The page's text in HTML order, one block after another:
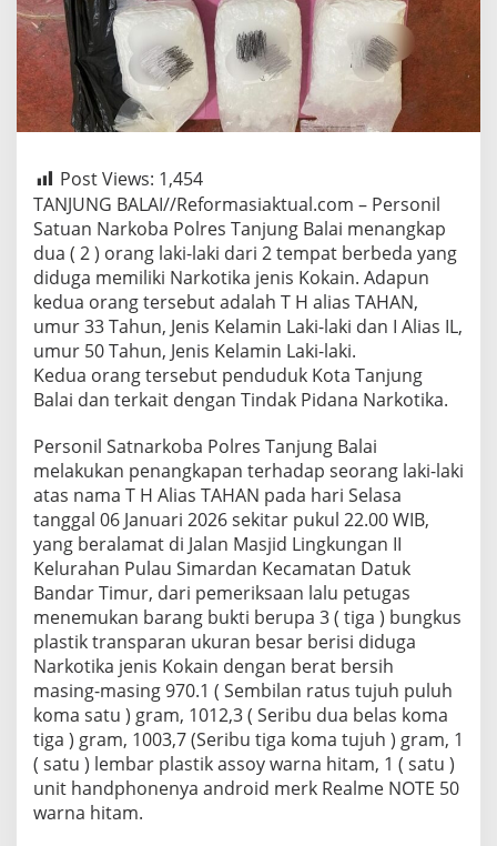
Post Views: 1,454
TANJUNG BALAI//Reformasiaktual.com – Personil
Satuan Narkoba Polres Tanjung Balai menangkap
dua ( 2 ) orang laki-laki dari 2 tempat berbeda yang
diduga memiliki Narkotika jenis Kokain. Adapun
kedua orang tersebut adalah T H alias TAHAN,
umur 33 Tahun, Jenis Kelamin Laki-laki dan I Alias IL,
umur 50 Tahun, Jenis Kelamin Laki-laki.
Kedua orang tersebut penduduk Kota Tanjung
Balai dan terkait dengan Tindak Pidana Narkotika.
Personil Satnarkoba Polres Tanjung Balai
melakukan penangkapan terhadap seorang laki-laki
atas nama T H Alias TAHAN pada hari Selasa
tanggal 06 Januari 2026 sekitar pukul 22.00 WIB,
yang beralamat di Jalan Masjid Lingkungan II
Kelurahan Pulau Simardan Kecamatan Datuk
Bandar Timur, dari pemeriksaan lalu petugas
menemukan barang bukti berupa 3 ( tiga ) bungkus
plastik transparan ukuran besar berisi diduga
Narkotika jenis Kokain dengan berat bersih
masing-masing 970.1 ( Sembilan ratus tujuh puluh
koma satu ) gram, 1012,3 ( Seribu dua belas koma
tiga ) gram, 1003,7 (Seribu tiga koma tujuh ) gram, 1
( satu ) lembar plastik assoy warna hitam, 1 ( satu )
unit handphonenya android merk Realme NOTE 50
warna hitam.